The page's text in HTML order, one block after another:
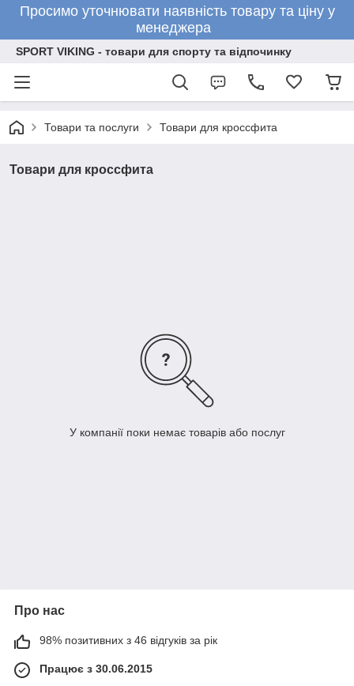
Просимо уточнювати наявність товару та ціну у
менеджера
SPORT VIKING - товари для спорту та відпочинку
Товари та послуги Товари для кроссфита
Товари для кроссфита
У компанії поки немає товарів або послуг
Про нас
98% позитивних з 46 відгуків за рік
Працює з 30.06.2015